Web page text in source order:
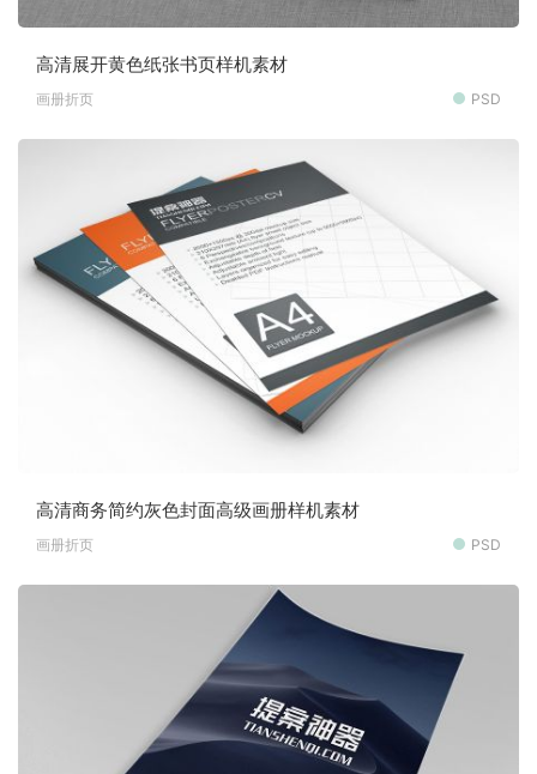
高清展开黄色纸张书页样机素材
画册折页 PSD
高清商务简约灰色封面高级画册样机素材
画册折页 PSD